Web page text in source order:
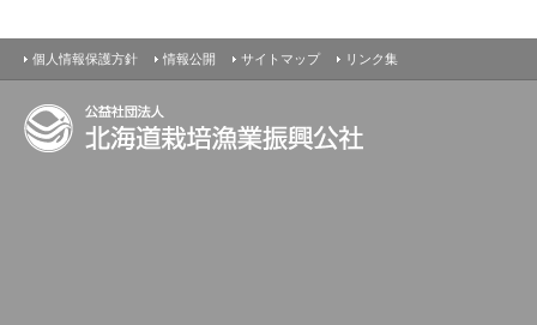
個人情報保護方針 情報公開 サイトマップ リンク集